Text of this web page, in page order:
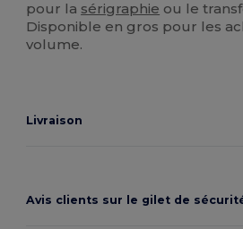
pour la sérigraphie ou le
Disponible en gros pour les
volume.
Livraison
Avis clients sur le gilet de